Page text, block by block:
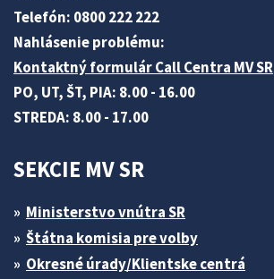
Telefón: 0800 222 222
Nahlásenie problému:
Kontaktný formulár Call Centra MV SR
PO, UT, ŠT, PIA: 8.00 - 16.00
STREDA: 8.00 - 17.00
SEKCIE MV SR
Ministerstvo vnútra SR
Štátna komisia pre volby
Okresné úrady/Klientske centrá